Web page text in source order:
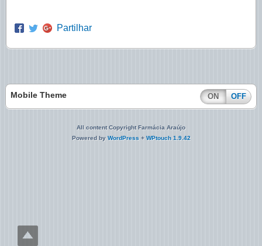
Partilhar
Mobile Theme ON OFF
All content Copyright Farmácia Araújo
Powered by WordPress + WPtouch 1.9.42